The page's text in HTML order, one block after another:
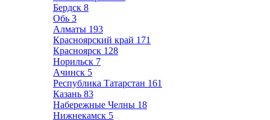
Бердск 8
Обь 3
Алматы 193
Красноярский край 171
Красноярск 128
Норильск 7
Ачинск 5
Республика Татарстан 161
Казань 83
Набережные Челны 18
Нижнекамск 5